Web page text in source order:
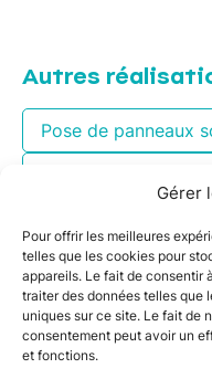
Gérer
Pour offrir les meilleures
telles que les cookies pour
appareils. Le fait de consentir
traiter des données telles que
uniques sur ce site. Le fait de
consentement peut avoir un
et fonctions.
Autres
Pose de panneaux
Monferran-Savès
Pose de panneaux
Monferran-Savès
Panneaux solaires à